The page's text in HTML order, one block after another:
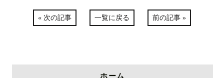
« 次の記事 一覧に戻る 前の記事 »
ホーム